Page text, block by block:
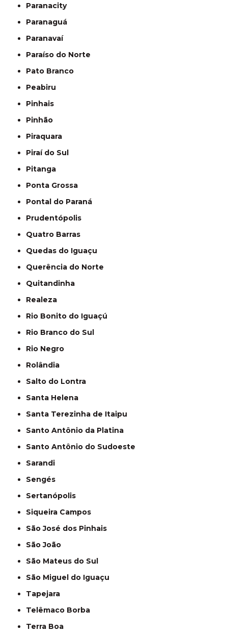
Paranacity
Paranaguá
Paranavaí
Paraíso do Norte
Pato Branco
Peabiru
Pinhais
Pinhão
Piraquara
Piraí do Sul
Pitanga
Ponta Grossa
Pontal do Paraná
Prudentópolis
Quatro Barras
Quedas do Iguaçu
Querência do Norte
Quitandinha
Realeza
Rio Bonito do Iguaçú
Rio Branco do Sul
Rio Negro
Rolândia
Salto do Lontra
Santa Helena
Santa Terezinha de Itaipu
Santo Antônio da Platina
Santo Antônio do Sudoeste
Sarandi
Sengés
Sertanópolis
Siqueira Campos
São José dos Pinhais
São João
São Mateus do Sul
São Miguel do Iguaçu
Tapejara
Telêmaco Borba
Terra Boa